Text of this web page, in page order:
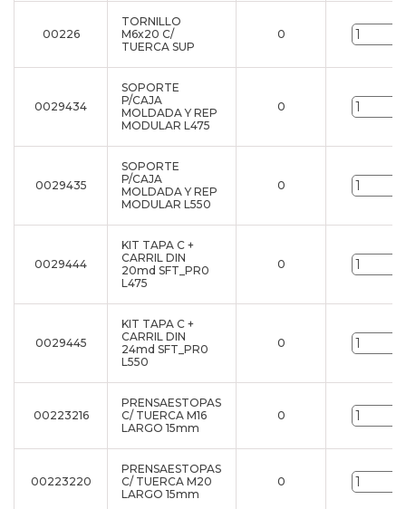
00226
TORNILLO
M6x20 C/
TUERCA SUP
0
0029434
SOPORTE
P/CAJA
MOLDADA Y REP
MODULAR L475
0
0029435
SOPORTE
P/CAJA
MOLDADA Y REP
MODULAR L550
0
0029444
KIT TAPA C +
CARRIL DIN
20md SFT_PR0
L475
0
0029445
KIT TAPA C +
CARRIL DIN
24md SFT_PR0
L550
0
00223216
PRENSAESTOPAS
C/ TUERCA M16
LARGO 15mm
0
00223220
PRENSAESTOPAS
C/ TUERCA M20
LARGO 15mm
0